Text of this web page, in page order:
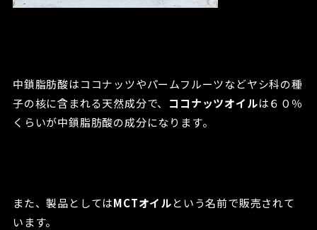
中鎖脂肪酸はココナッツやパームフルーツなどヤシ科の種
子の核に含まれる天然成分で、 ココナッツオイルは６０％
くらいが中鎖脂肪酸の成分になります。
また、製品としてはMCTオイルという名前で販売されて
います。